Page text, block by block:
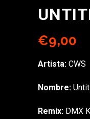
€9,00
Artista: CWS
Nombre:
Remix: DMX